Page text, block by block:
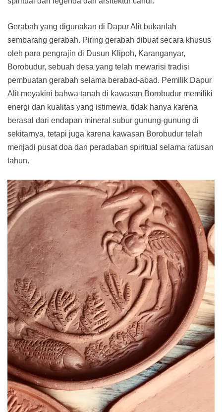
Gerabah yang digunakan di Dapur Alit bukanlah
sembarang gerabah. Piring gerabah dibuat secara khusus
oleh para pengrajin di Dusun Klipoh, Karanganyar,
Borobudur, sebuah desa yang telah mewarisi tradisi
pembuatan gerabah selama berabad-abad. Pemilik Dapur
Alit meyakini bahwa tanah di kawasan Borobudur memiliki
energi dan kualitas yang istimewa, tidak hanya karena
berasal dari endapan mineral subur gunung-gunung di
sekitarnya, tetapi juga karena kawasan Borobudur telah
menjadi pusat doa dan peradaban spiritual selama ratusan
tahun.